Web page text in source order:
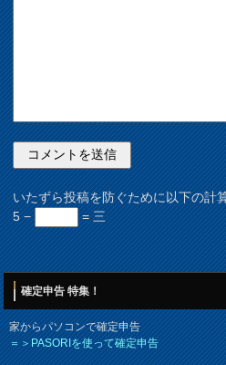
いたずら投稿を防ぐために以下の計
5 −
= 三
確定申告 特集！
家からパソコンで確定申告
＝＞PASORIを使って確定申告